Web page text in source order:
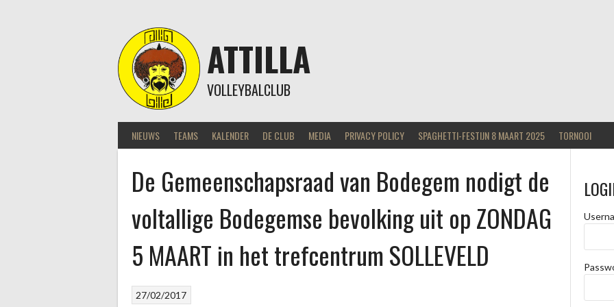
ATTILLA
VOLLEYBALCLUB
NIEUWS TEAMS KALENDER DE CLUB MEDIA PRIVACY POLICY SPAGHETTI-FESTIJN 8 MAART 2025 TORNOOI
De Gemeenschapsraad van Bodegem nodigt de
voltallige Bodegemse bevolking uit op ZONDAG
5 MAART in het trefcentrum SOLLEVELD
27/02/2017